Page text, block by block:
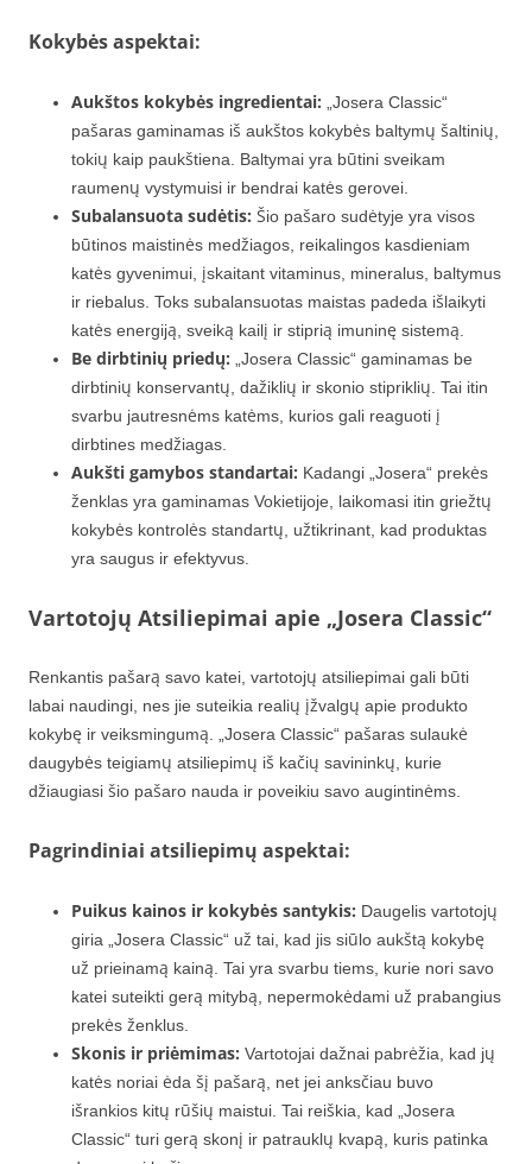
Kokybės aspektai:
Aukštos kokybės ingredientai: „Josera Classic“
pašaras gaminamas iš aukštos kokybės baltymų šaltinių,
tokių kaip paukštiena. Baltymai yra būtini sveikam
raumenų vystymuisi ir bendrai katės gerovei.
Subalansuota sudėtis: Šio pašaro sudėtyje yra visos
būtinos maistinės medžiagos, reikalingos kasdieniam
katės gyvenimui, įskaitant vitaminus, mineralus, baltymus
ir riebalus. Toks subalansuotas maistas padeda išlaikyti
katės energiją, sveiką kailį ir stiprią imuninę sistemą.
Be dirbtinių priedų: „Josera Classic“ gaminamas be
dirbtinių konservantų, dažiklių ir skonio stipriklių. Tai itin
svarbu jautresnėms katėms, kurios gali reaguoti į
dirbtines medžiagas.
Aukšti gamybos standartai: Kadangi „Josera“ prekės
ženklas yra gaminamas Vokietijoje, laikomasi itin griežtų
kokybės kontrolės standartų, užtikrinant, kad produktas
yra saugus ir efektyvus.
Vartotojų Atsiliepimai apie „Josera Classic“
Renkantis pašarą savo katei, vartotojų atsiliepimai gali būti
labai naudingi, nes jie suteikia realių įžvalgų apie produkto
kokybę ir veiksmingumą. „Josera Classic“ pašaras sulaukė
daugybės teigiamų atsiliepimų iš kačių savininkų, kurie
džiaugiasi šio pašaro nauda ir poveikiu savo augintinėms.
Pagrindiniai atsiliepimų aspektai:
Puikus kainos ir kokybės santykis: Daugelis vartotojų
giria „Josera Classic“ už tai, kad jis siūlo aukštą kokybę
už prieinamą kainą. Tai yra svarbu tiems, kurie nori savo
katei suteikti gerą mitybą, nepermokėdami už prabangius
prekės ženklus.
Skonis ir priėmimas: Vartotojai dažnai pabrėžia, kad jų
katės noriai ėda šį pašarą, net jei anksčiau buvo
išrankios kitų rūšių maistui. Tai reiškia, kad „Josera
Classic“ turi gerą skonį ir patrauklų kvapą, kuris patinka